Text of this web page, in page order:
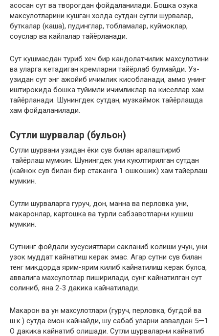
асосан сут ва творогдан фойдаланилади. Бошка озука
максулотларини кушган холда сутдан сугли шурвалар,
буткалар (каша), пудинглар, тобламалар, куймоклар,
соуслар ва кайлалар тайёрланади.
Сут кушмасдан туриб хеч бир кандолатчилик махсулотини
ва уларга кетадиган кремларни тайёрлаб булмайди. Уз-
узидан сут энг ажойиб ичимлик кисобланади, аммо унинг
иштирокида бошка туйимли ичимликлар ва киселлар хам
тайёрланади. Шунингдек сутдан, музкаймок тайёрлашда
хам фойдаланилади.
Сутли шурвалар (бульон)
Сутли шурвани узидан ёки сув билан аралаштириб
тайёрлаш мумкин. Шунингдек уни куюлтирилган сутдан
(кайнок сув билан бир стаканга 1 ошкошик) хам тайёрлаш
мумкин.
Сутли шурваларга гуруч, дон, манна ва перловка уни,
макаронлар, картошка ва турли сабзавотларни кушиш
мумкин.
Сутнинг фойдали хусусиятлари сакланиб колиши учун, уни
узок муддат кайнатиш керак эмас. Агар сутни сув билан
тенг микдорда ярим-ярим килиб кайнатилиш керак булса,
аввалига махсулотлар пиширилади, сунг кайнатилган сут
солиниб, яна 2-3 дакика кайнатилади.
Макарон ва ун махсулотлари (гуруч, перловка, бугдой ва
ш.к.) сутда ёмон кайнайди, шу сабаб уларни аввалдан 5—1
О дакика кайнатиб олишади. Сутли шурваларни кайнатиб